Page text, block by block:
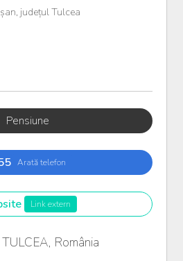
județul Tulcea
Pensiune
Arată telefon
Link extern
România